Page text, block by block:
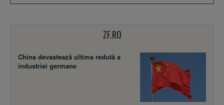
ZF.RO
China devastează ultima redută a
industriei germane